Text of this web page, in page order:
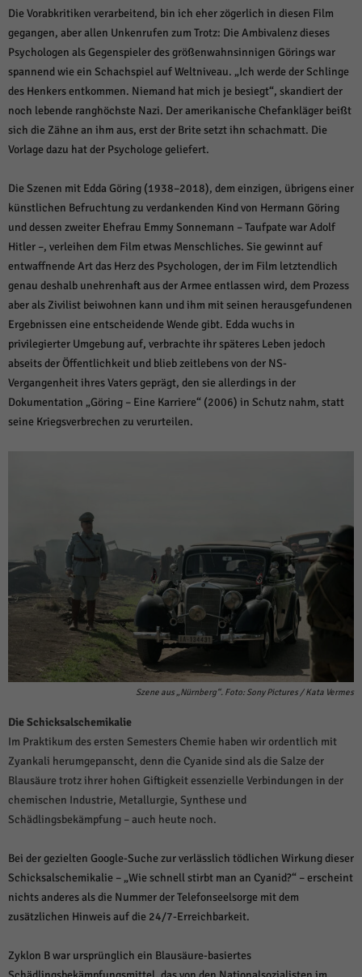
Die Vorabkritiken verarbeitend, bin ich eher zögerlich in diesen Film
gegangen, aber allen Unkenrufen zum Trotz: Die Ambivalenz dieses
Psychologen als Gegenspieler des größenwahnsinnigen Görings war
spannend wie ein Schachspiel auf Weltniveau. „Ich werde der Schlinge
des Henkers entkommen. Niemand hat mich je besiegt“, skandiert der
noch lebende ranghöchste Nazi. Der amerikanische Chefankläger beißt
sich die Zähne an ihm aus, erst der Brite setzt ihn schachmatt. Die
Vorlage dazu hat der Psychologe geliefert.
Die Szenen mit Edda Göring (1938–2018), dem einzigen, übrigens einer
künstlichen Befruchtung zu verdankenden Kind von Hermann Göring
und dessen zweiter Ehefrau Emmy Sonnemann – Taufpate war Adolf
Hitler –, verleihen dem Film etwas Menschliches. Sie gewinnt auf
entwaffnende Art das Herz des Psychologen, der im Film letztendlich
genau deshalb unehrenhaft aus der Armee entlassen wird, dem Prozess
aber als Zivilist beiwohnen kann und ihm mit seinen herausgefundenen
Ergebnissen eine entscheidende Wende gibt. Edda wuchs in
privilegierter Umgebung auf, verbrachte ihr späteres Leben jedoch
abseits der Öffentlichkeit und blieb zeitlebens von der NS-
Vergangenheit ihres Vaters geprägt, den sie allerdings in der
Dokumentation „Göring – Eine Karriere“ (2006) in Schutz nahm, statt
seine Kriegsverbrechen zu verurteilen.
Szene aus „Nürnberg“. Foto: Sony Pictures / Kata Vermes
Die Schicksalschemikalie
Im Praktikum des ersten Semesters Chemie haben wir ordentlich mit
Zyankali herumgepanscht, denn die Cyanide sind als die Salze der
Blausäure trotz ihrer hohen Giftigkeit essenzielle Verbindungen in der
chemischen Industrie, Metallurgie, Synthese und
Schädlingsbekämpfung – auch heute noch.
Bei der gezielten Google-Suche zur verlässlich tödlichen Wirkung dieser
Schicksalschemikalie – „Wie schnell stirbt man an Cyanid?“ – erscheint
nichts anderes als die Nummer der Telefonseelsorge mit dem
zusätzlichen Hinweis auf die 24/7-Erreichbarkeit.
Zyklon B war ursprünglich ein Blausäure-basiertes